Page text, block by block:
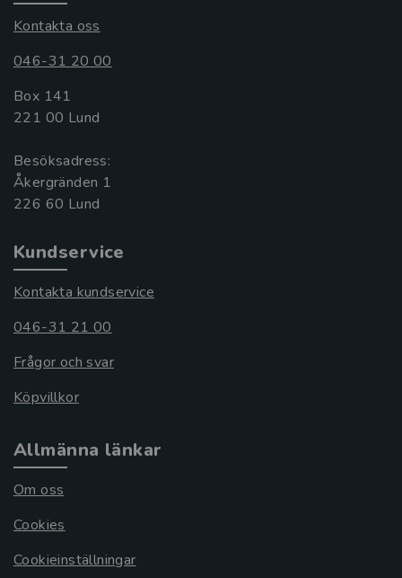
Kontakta oss
046-31 20 00
Box 141
221 00 Lund
Besöksadress:
Åkergränden 1
Kundservice
Kontakta kundservice
046-31 21 00
Frågor och svar
Köpvillkor
Allmänna länkar
Om oss
Cookies
Cookieinställningar